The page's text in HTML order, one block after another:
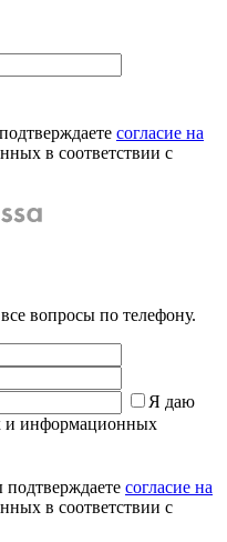
согласие на
в соответствии с
вопросы по телефону.
Я даю
и информационных
согласие на
в соответствии с